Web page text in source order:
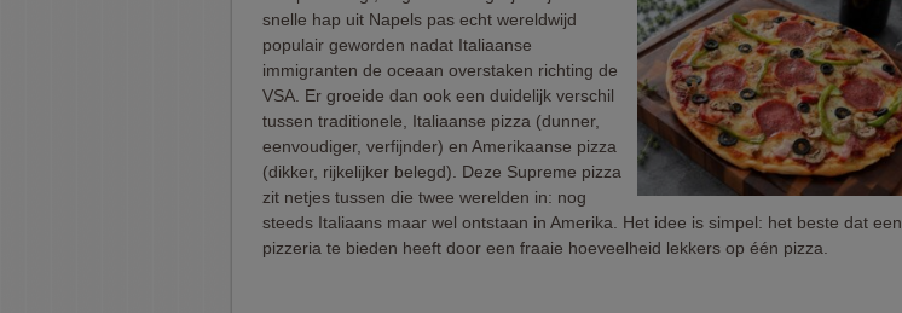
snelle hap uit Napels pas echt wereldwijd
populair geworden nadat Italiaanse
immigranten de oceaan overstaken richting de
VSA. Er groeide dan ook een duidelijk verschil
tussen traditionele, Italiaanse pizza (dunner,
eenvoudiger, verfijnder) en Amerikaanse pizza
(dikker, rijkelijker belegd). Deze Supreme pizza
zit netjes tussen die twee werelden in: nog
steeds Italiaans maar wel ontstaan in Amerika. Het idee is simpel: het beste dat een
pizzeria te bieden heeft door een fraaie hoeveelheid lekkers op één pizza.